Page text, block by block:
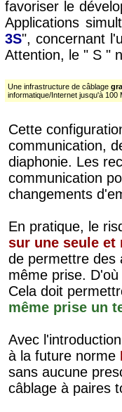
favoriser le
Applications
3S", concernant
Attention, le " S "
Une infrastructure de câblage
informatique/Internet jusqu'à
Cette
communication,
diaphonie. Les
communication
changements
En pratique, le
sur une seule et
de permettre des
même prise.
Cela doit
même prise un
Avec
à la future norme
sans aucune
câblage à paires